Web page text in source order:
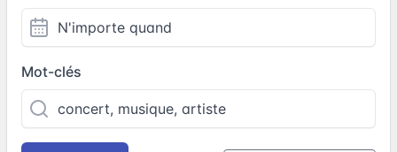
Mot-clés